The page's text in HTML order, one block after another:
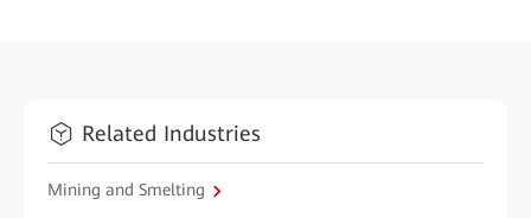
Related Industries
Mining and Smelting